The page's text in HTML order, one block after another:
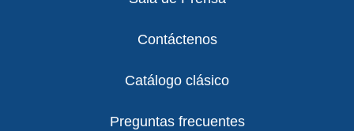
Contáctenos
Catálogo clásico
Preguntas frecuentes